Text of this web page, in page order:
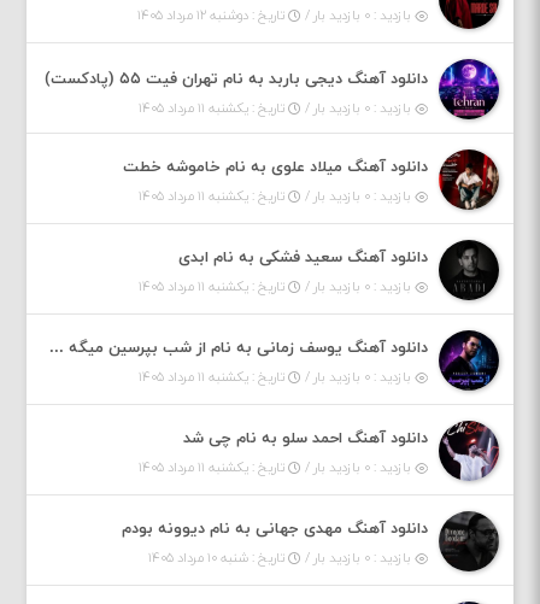
بازدید : ۰ بازدید بار / تاریخ : دوشنبه ۱۲ مرداد ۱۴۰۵
دانلود آهنگ دیجی باربد به نام تهران فیت ۵۵ (پادکست)
بازدید : ۰ بازدید بار / تاریخ : یکشنبه ۱۱ مرداد ۱۴۰۵
دانلود آهنگ میلاد علوی به نام خاموشه خطت
بازدید : ۰ بازدید بار / تاریخ : یکشنبه ۱۱ مرداد ۱۴۰۵
دانلود آهنگ سعید فشکی به نام ابدی
بازدید : ۰ بازدید بار / تاریخ : یکشنبه ۱۱ مرداد ۱۴۰۵
دانلود آهنگ یوسف زمانی به نام از شب بپرسین میگه چه روزگاری دارم
بازدید : ۰ بازدید بار / تاریخ : یکشنبه ۱۱ مرداد ۱۴۰۵
دانلود آهنگ احمد سلو به نام چی شد
بازدید : ۰ بازدید بار / تاریخ : یکشنبه ۱۱ مرداد ۱۴۰۵
دانلود آهنگ مهدی جهانی به نام دیوونه بودم
بازدید : ۰ بازدید بار / تاریخ : شنبه ۱۰ مرداد ۱۴۰۵